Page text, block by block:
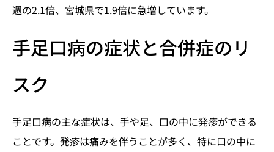
週の2.1倍、宮城県で1.9倍に急増しています。
手足口病の症状と合併症のリ
スク
手足口病の主な症状は、手や足、口の中に発疹ができる
ことです。発疹は痛みを伴うことが多く、特に口の中に